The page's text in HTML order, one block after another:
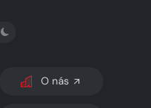
PŘEPNOUT SVĚTLÝ/TMAVÝ REŽIM
O nás